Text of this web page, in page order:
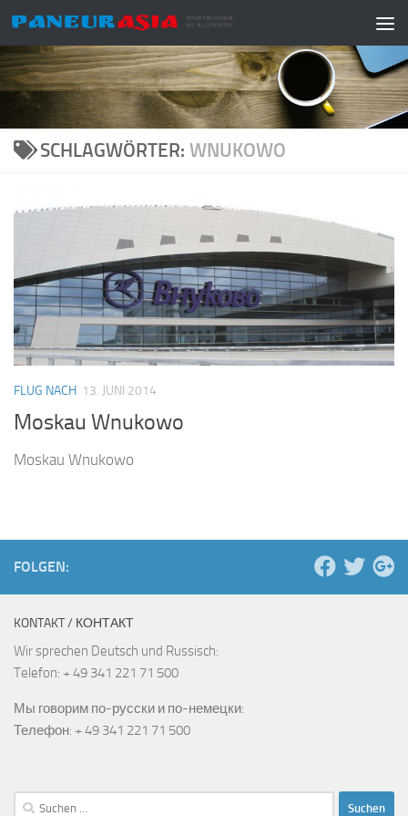
Zum Inhalt springen
SCHLAGWÖRTER: WNUKOWO
FLUG NACH 13. JUNI 2014
Moskau Wnukowo
Moskau Wnukowo
FOLGEN:
KONTAKT / КОНТАКТ
Wir sprechen Deutsch und Russisch:
Telefon: + 49 341 221 71 500
Мы говорим по-русски и по-немецки:
Телефон: + 49 341 221 71 500
Suchen